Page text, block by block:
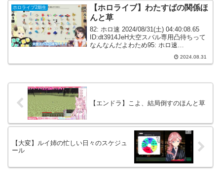
ホロライブ2期生
【ホロライブ】わたすばの関係ほ
んと草
82: ホロ速 2024/08/31(土) 04:40:08.65
ID:dt3914JeH大空スバル専用凸待ちって
なんなんだよわため95: ホロ速
2024/08/31(土) 07:07:41.26 ID:jtVQ42kX0
2024.08.31
【エンドラ】こよ、結局倒すのほんと草
【大変】ルイ姉の忙しい日々のスケジュ
ール